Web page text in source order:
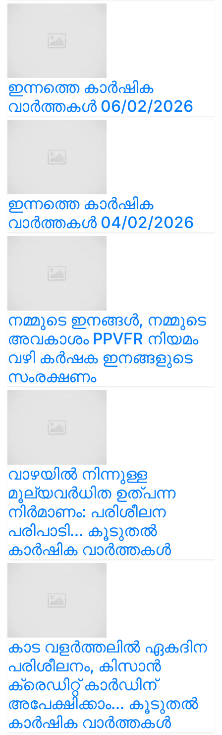
ഇന്നത്തെ കാർഷിക
വാർത്തകൾ 06/02/2026
ഇന്നത്തെ കാർഷിക
വാർത്തകൾ 04/02/2026
നമ്മുടെ ഇനങ്ങൾ, നമ്മുടെ
അവകാശം PPVFR നിയമം
വഴി കർഷക ഇനങ്ങളുടെ
സംരക്ഷണം
വാഴയിൽ നിന്നുള്ള
മൂല്യവർധിത ഉത്പന്ന
നിർമാണം: പരിശീലന
പരിപാടി... കൂടുതൽ
കാർഷിക വാർത്തകൾ
കാട വളര്‍ത്തലിൽ ഏകദിന
പരിശീലനം, കിസാൻ
ക്രെഡിറ്റ് കാർഡിന്
അപേക്ഷിക്കാം... കൂടുതൽ
കാർഷിക വാർത്തകൾ